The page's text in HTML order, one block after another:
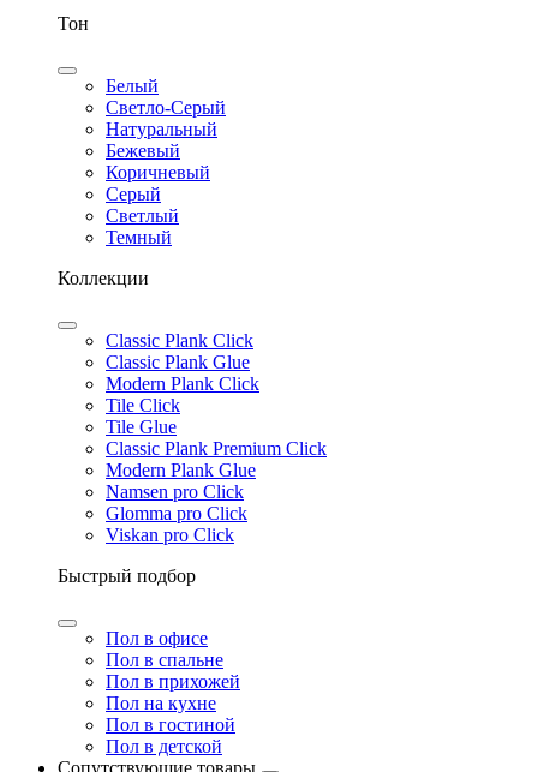
Тон
Белый
Светло-Серый
Натуральный
Бежевый
Коричневый
Серый
Светлый
Темный
Коллекции
Classic Plank Click
Classic Plank Glue
Modern Plank Click
Tile Click
Tile Glue
Classic Plank Premium Click
Modern Plank Glue
Namsen pro Click
Glomma pro Click
Viskan pro Click
Быстрый подбор
Пол в офисе
Пол в спальне
Пол в прихожей
Пол на кухне
Пол в гостиной
Пол в детской
Сопутствующие товары